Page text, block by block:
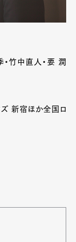
・竹中直人・要 潤
ズ 新宿ほか全国ロ